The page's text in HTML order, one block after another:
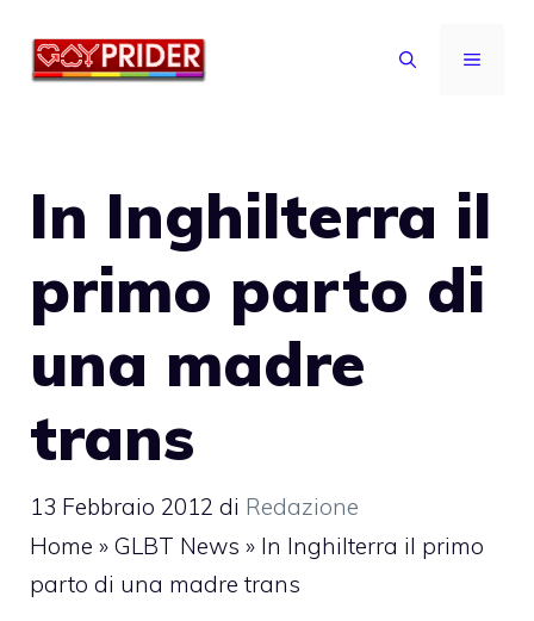
MENU
In Inghilterra il
primo parto di
una madre
trans
13 Febbraio 2012 di Redazione
Home » GLBT News » In Inghilterra il primo
parto di una madre trans